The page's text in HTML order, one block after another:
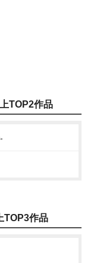
TOP2作品
TOP3作品